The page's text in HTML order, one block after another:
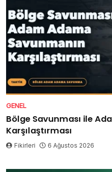
GENEL
Bölge Savunması ile
Karşılaştırması
Fikirleri 6 Ağustos 2026